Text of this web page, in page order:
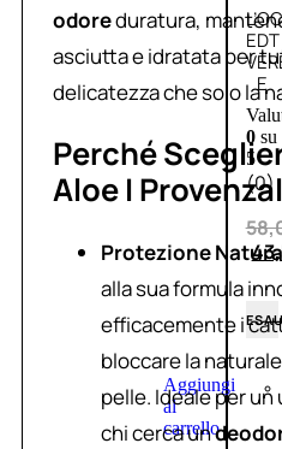
EDT
E
0su
5
(0)
Aggiungi
al
carrello
odoreduratura,
asciutta e idratata per
delicatezza che solo la
Perché
Aloe I
Protezione
alla sua formula
efficacemente i
bloccare la
pelle. Ideale per
chi cerca un